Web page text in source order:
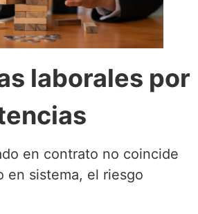
laborales por
en contrato no coincide
en sistema, el riesgo